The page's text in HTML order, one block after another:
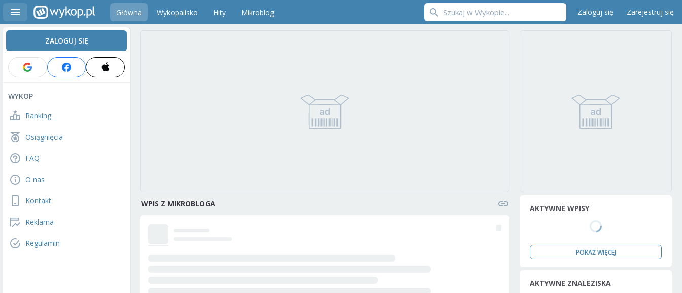
Główna Wykopalisko Hity Mikroblog Zaloguj się Zarejestruj się
ZALOGUJ SIĘ
WYKOP
Ranking
Osiągnięcia
FAQ
O nas
Kontakt
Reklama
Regulamin
WPIS Z MIKROBLOGA AKTYWNE WPISY
POKAŻ WIĘCEJ
AKTYWNE ZNALEZISKA